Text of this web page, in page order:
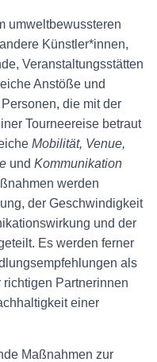
umweltbewussteren
Künstler*innen,
Veranstaltungsstätten
Anstöße und
die mit der
Tourneereise betraut
Mobilität, Venue,
und Kommunikation
werden
der Geschwindigkeit
und der
Es werden ferner
als
Partnerinnen
einer
Maßnahmen zur